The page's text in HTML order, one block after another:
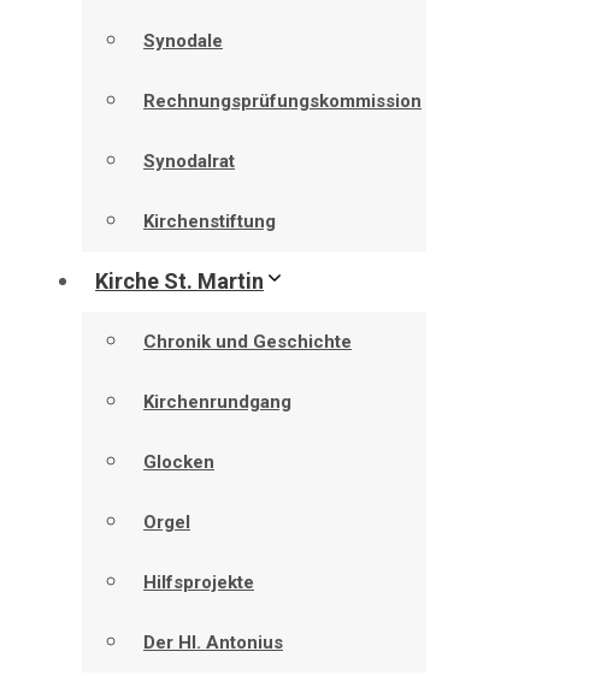
Synodale
Rechnungsprüfungskommission
Synodalrat
Kirchenstiftung
Kirche St. Martin
Chronik und Geschichte
Kirchenrundgang
Glocken
Orgel
Hilfsprojekte
Der Hl. Antonius